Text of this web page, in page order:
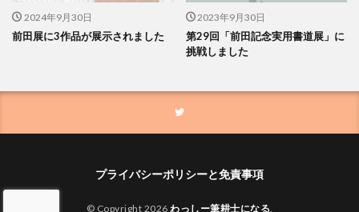
2024年9月30日
前田展に3作品が展示されました
2023年9月30日
第29回「前田記念実用書道展」に
挑戦しました
プライバシーポリシーと免責事項
© Copyright 2026 わっしー筆耕士になる.